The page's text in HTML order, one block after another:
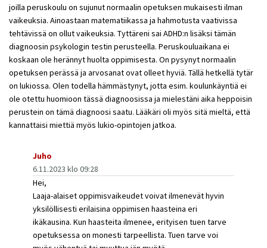
joilla peruskoulu on sujunut normaalin opetuksen mukaisesti ilman
vaikeuksia. Ainoastaan matematiikassa ja hahmotusta vaativissa
tehtävissä on ollut vaikeuksia. Tyttäreni sai ADHD:n lisäksi tämän
diagnoosin psykologin testin perusteella. Peruskouluaikana ei
koskaan ole herännyt huolta oppimisesta. On pysynyt normaalin
opetuksen perässä ja arvosanat ovat olleet hyviä. Tällä hetkellä tytär
on lukiossa. Olen todella hämmästynyt, jotta esim. koulunkäyntiä ei
ole otettu huomioon tässä diagnoosissa ja mielestäni aika heppoisin
perustein on tämä diagnoosi saatu. Lääkäri oli myös sitä mieltä, että
kannattaisi miettiä myös lukio-opintojen jatkoa.
Juho
6.11.2023 klo 09:28
Hei,
Laaja-alaiset oppimisvaikeudet voivat ilmenevät hyvin
yksilöllisesti erilaisina oppimisen haasteina eri
ikäkausina. Kun haasteita ilmenee, erityisen tuen tarve
opetuksessa on monesti tarpeellista. Tuen tarve voi